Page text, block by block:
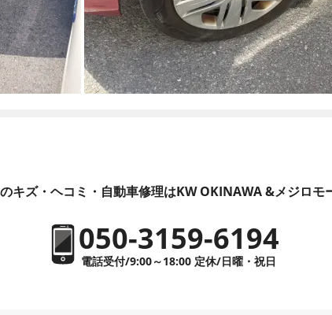
キズ・ヘコミ・自動車修理はKW OKINAWA &メジロモ
050-3159-6194
電話受付/9:00～18:00 定休/日曜・祝日